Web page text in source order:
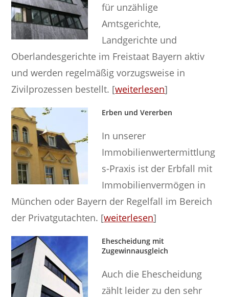
für unzählige
Amtsgerichte,
Landgerichte und
Oberlandesgerichte im Freistaat Bayern aktiv
und werden regelmäßig vorzugsweise in
Zivilprozessen bestellt. [weiterlesen]
Erben und Vererben
In unserer
Immobilienwertermittlung
s-Praxis ist der Erbfall mit
Immobilienvermögen in
München oder Bayern der Regelfall im Bereich
der Privatgutachten. [weiterlesen]
Ehescheidung mit
Zugewinnausgleich
Auch die Ehescheidung
zählt leider zu den sehr